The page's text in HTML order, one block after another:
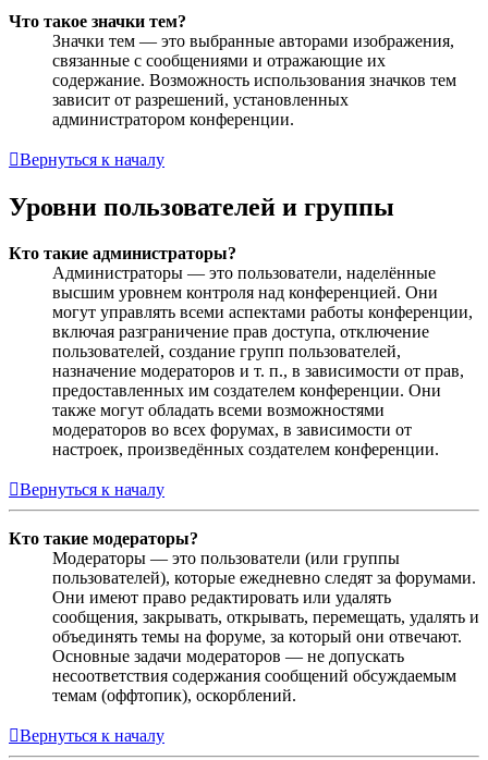
Что такое значки тем?
Значки тем — это выбранные авторами изображения,
связанные с сообщениями и отражающие их
содержание. Возможность использования значков тем
зависит от разрешений, установленных
администратором конференции.
Вернуться к началу
Уровни пользователей и группы
Кто такие администраторы?
Администраторы — это пользователи, наделённые
высшим уровнем контроля над конференцией. Они
могут управлять всеми аспектами работы конференции,
включая разграничение прав доступа, отключение
пользователей, создание групп пользователей,
назначение модераторов и т. п., в зависимости от прав,
предоставленных им создателем конференции. Они
также могут обладать всеми возможностями
модераторов во всех форумах, в зависимости от
настроек, произведённых создателем конференции.
Вернуться к началу
Кто такие модераторы?
Модераторы — это пользователи (или группы
пользователей), которые ежедневно следят за форумами.
Они имеют право редактировать или удалять
сообщения, закрывать, открывать, перемещать, удалять и
объединять темы на форуме, за который они отвечают.
Основные задачи модераторов — не допускать
несоответствия содержания сообщений обсуждаемым
темам (оффтопик), оскорблений.
Вернуться к началу